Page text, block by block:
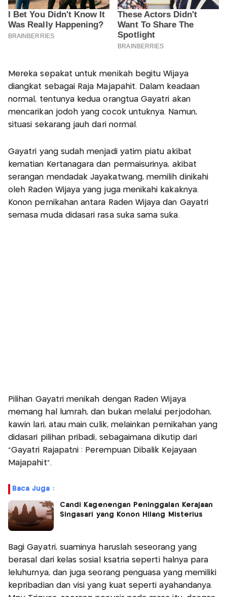
Mereka sepakat untuk menikah begitu Wijaya
diangkat sebagai Raja Majapahit. Dalam keadaan
normal, tentunya kedua orangtua Gayatri akan
mencarikan jodoh yang cocok untuknya. Namun,
situasi sekarang jauh dari normal.
Gayatri yang sudah menjadi yatim piatu akibat
kematian Kertanagara dan permaisurinya, akibat
serangan mendadak Jayakatwang, memilih dinikahi
oleh Raden Wijaya yang juga menikahi kakaknya.
Konon pernikahan antara Raden Wijaya dan Gayatri
semasa muda didasari rasa suka sama suka.
Pilihan Gayatri menikah dengan Raden Wijaya
memang hal lumrah, dan bukan melalui perjodohan,
kawin lari, atau main culik, melainkan pernikahan yang
didasari pilihan pribadi, sebagaimana dikutip dari
"Gayatri Rajapatni : Perempuan Dibalik Kejayaan
Majapahit".
Baca Juga :
Candi Kagenengan Peninggalan Kerajaan
Singasari yang Konon Hilang Misterius
Bagi Gayatri, suaminya haruslah seseorang yang
berasal dari kelas sosial ksatria seperti halnya para
leluhurnya, dan juga seorang penguasa yang memiliki
kepribadian dan visi yang kuat seperti ayahandanya.